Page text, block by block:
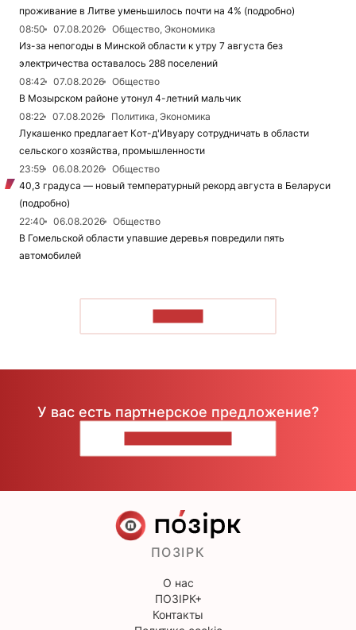
проживание в Литве уменьшилось почти на 4% (подробно)
08:50
07.08.2026
Общество, Экономика
Из-за непогоды в Минской области к утру 7 августа без
электричества оставалось 288 поселений
08:42
07.08.2026
Общество
В Мозырском районе утонул 4-летний мальчик
08:22
07.08.2026
Политика, Экономика
Лукашенко предлагает Кот-д'Ивуару сотрудничать в области
сельского хозяйства, промышленности
23:59
06.08.2026
Общество
40,3 градуса — новый температурный рекорд августа в Беларуси
(подробно)
22:40
06.08.2026
Общество
В Гомельской области упавшие деревья повредили пять
автомобилей
У вас есть партнерское предложение?
ПОЗІРК
О нас
ПОЗІРК+
Контакты